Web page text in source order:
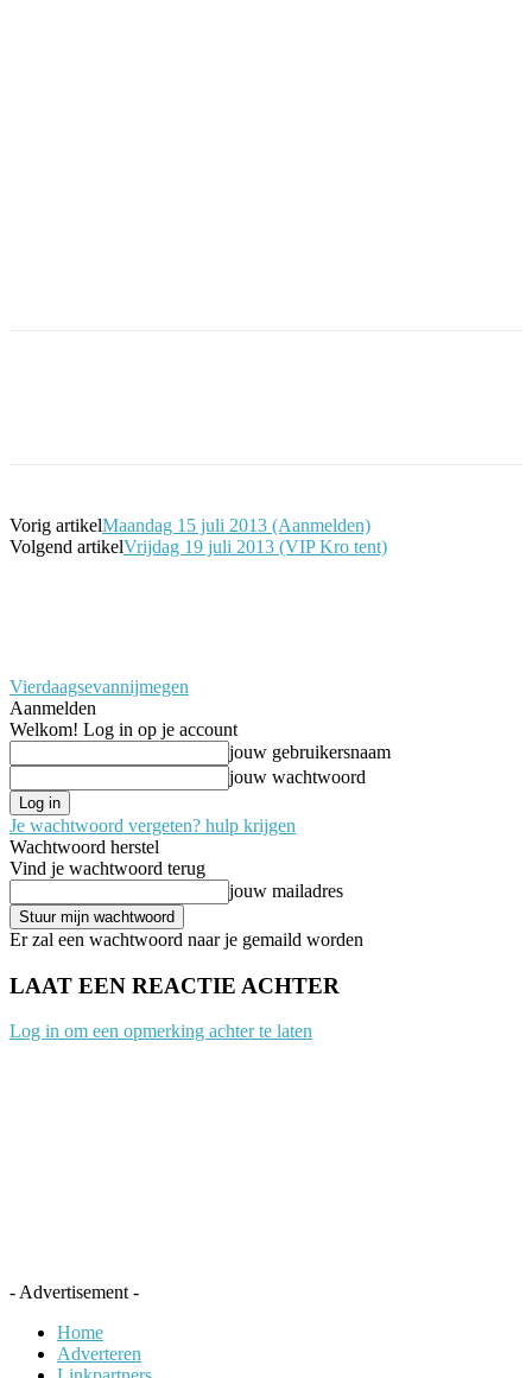
Vorig artikelMaandag 15 juli 2013 (Aanmelden)
Volgend artikelVrijdag 19 juli 2013 (VIP Kro tent)
Vierdaagsevannijmegen
Aanmelden
Welkom! Log in op je account
jouw gebruikersnaam
jouw wachtwoord
Je wachtwoord vergeten? hulp krijgen
Wachtwoord herstel
Vind je wachtwoord terug
jouw mailadres
Er zal een wachtwoord naar je gemaild worden
LAAT EEN REACTIE ACHTER
Log in om een opmerking achter te laten
- Advertisement -
Home
Adverteren